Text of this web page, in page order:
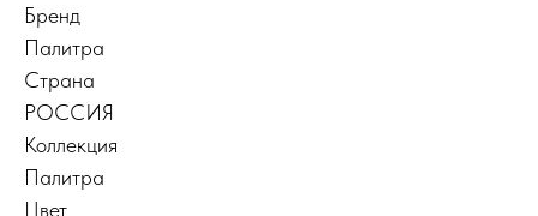
Бренд
Палитра
Страна
РОССИЯ
Коллекция
Палитра
Цвет